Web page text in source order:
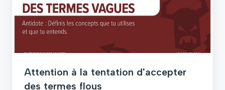
stratégique
d'accepter
des
termes
Attention à la tentation d'accepter
des termes flous